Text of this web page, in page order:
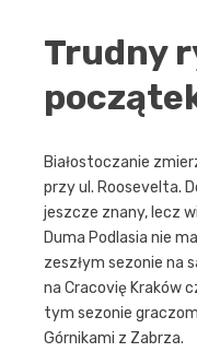
Trudny
Białostoczanie
przy ul. Roosevelta.
jeszcze znany, lecz
Duma Podlasia nie
zeszłym sezonie na
na Cracovię Kraków
tym sezonie
Górnikami z Zabrza.